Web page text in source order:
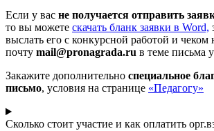
Если у вас не получается отправить
то вы можете cкачать бланк заявки в Word,
выслать его с конкурсной работой и
почту mail@pronagrada.ru в теме письма
Закажите дополнительно специальное
письмо, условия на странице «Педагогу»
Сколько стоит участие и как оплатить